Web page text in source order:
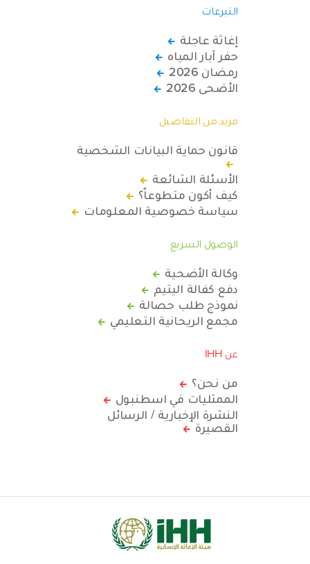
التبرعات
إغاثة عاجلة
حفر آبار المياه
رمضان 2026
الأضحى 2026
مزيد من التفاصيل
قانون حماية البيانات الشخصية
الأسئلة الشائعة
كيف أكون متطوعاً؟
سياسة خصوصية المعلومات
الوصول السريع
وكالة الأضحية
دفع كفالة اليتيم
نموذج طلب حصالة
مجمع الريحانية التعليمي
عن IHH
من نحن؟
الممثليات في اسطنبول
النشرة الإخبارية / الرسائل
القصيرة